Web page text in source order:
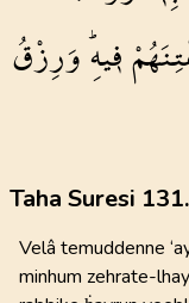
ف۪يهِۜوَرِزْقُ
Taha Suresi
Velâ temuddenne
minhum zehrate-